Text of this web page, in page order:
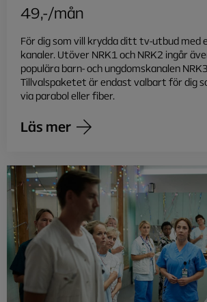
49,-/mån
För dig som vill krydda ditt tv-utbud med
kanaler. Utöver NRK1 och NRK2 ingår
populära barn- och ungdomskanalen
Tillvalspaketet är endast valbart för dig
via parabol eller fiber.
Läs mer